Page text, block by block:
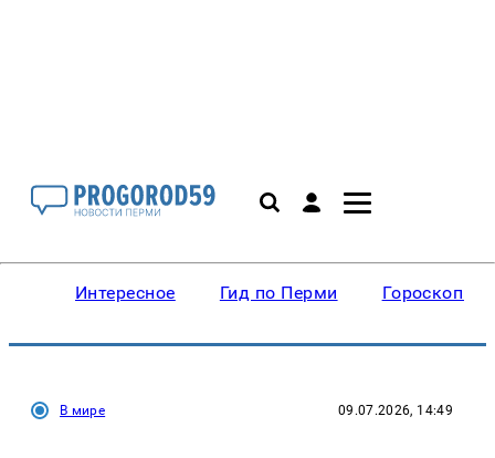
Интересное Гид по Перми Гороскопы
В мире 09.07.2026, 14:49